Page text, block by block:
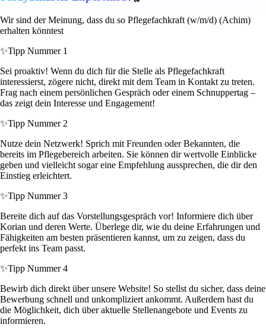
Wir sind der Meinung, dass du so Pflegefachkraft (w/m/d) (Achim)
erhalten könntest
✨Tipp Nummer 1
Sei proaktiv! Wenn du dich für die Stelle als Pflegefachkraft
interessierst, zögere nicht, direkt mit dem Team in Kontakt zu treten.
Frag nach einem persönlichen Gespräch oder einem Schnuppertag –
das zeigt dein Interesse und Engagement!
✨Tipp Nummer 2
Nutze dein Netzwerk! Sprich mit Freunden oder Bekannten, die
bereits im Pflegebereich arbeiten. Sie können dir wertvolle Einblicke
geben und vielleicht sogar eine Empfehlung aussprechen, die dir den
Einstieg erleichtert.
✨Tipp Nummer 3
Bereite dich auf das Vorstellungsgespräch vor! Informiere dich über
Korian und deren Werte. Überlege dir, wie du deine Erfahrungen und
Fähigkeiten am besten präsentieren kannst, um zu zeigen, dass du
perfekt ins Team passt.
✨Tipp Nummer 4
Bewirb dich direkt über unsere Website! So stellst du sicher, dass deine
Bewerbung schnell und unkompliziert ankommt. Außerdem hast du
die Möglichkeit, dich über aktuelle Stellenangebote und Events zu
informieren.